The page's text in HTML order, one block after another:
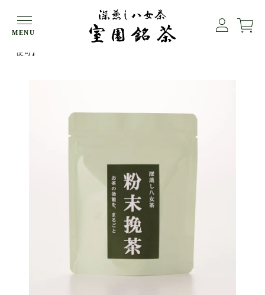
MENU
HOME
深蒸し八女茶 粉末挽茶（ふんまつひきちゃ）50g袋入【メール
便可】